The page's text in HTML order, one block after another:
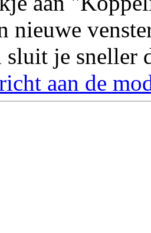
nieuwe
sluit je sneller
aan de